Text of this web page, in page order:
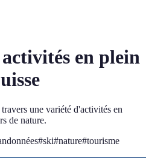
en plein
une variété d'activités en
de nature.
#ski#nature#tourisme